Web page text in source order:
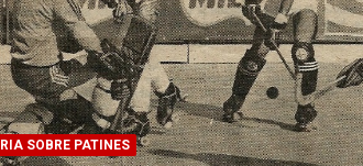
SOBRE PATINES